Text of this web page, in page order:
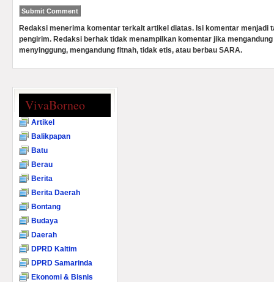
Redaksi menerima komentar terkait artikel diatas. Isi komentar menjadi
pengirim. Redaksi berhak tidak menampilkan komentar jika
menyinggung, mengandung fitnah, tidak etis, atau berbau SARA.
VivaBorneo
Artikel
Balikpapan
Batu
Berau
Berita
Berita Daerah
Bontang
Budaya
Daerah
DPRD Kaltim
DPRD Samarinda
Ekonomi & Bisnis